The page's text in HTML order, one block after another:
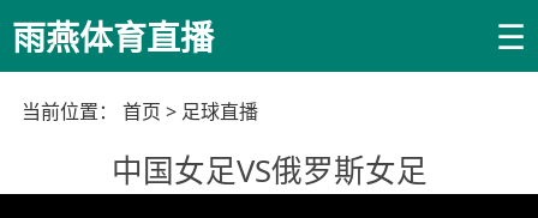
雨燕体育直播 ☰
当前位置： 首页 > 足球直播
中国女足VS俄罗斯女足